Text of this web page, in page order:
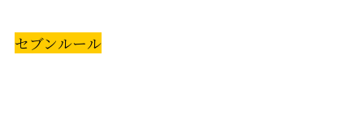
セブンルール